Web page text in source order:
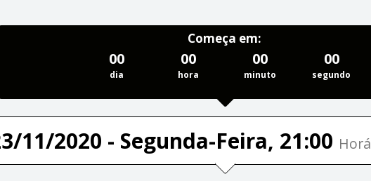
Começa em:
00
dia
00
hora
00
minuto
00
segundo
11/2020 - Segunda-Feira, 21:00